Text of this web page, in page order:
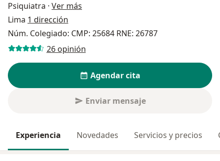
Psiquiatra · Ver más
Lima 1 dirección
Núm. Colegiado: CMP: 25684 RNE: 26787
26 opinión
Agendar cita
Enviar mensaje
Experiencia Novedades Servicios y precios